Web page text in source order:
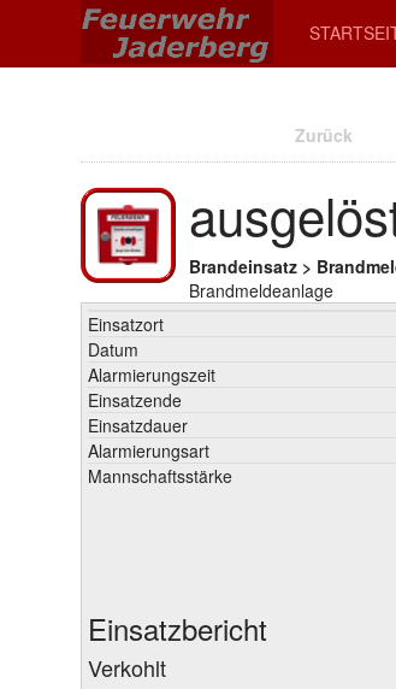
Zurück
Brandeinsatz >
Brandmeldeanlage
Einsatzort
Datum
Alarmierungszeit
Einsatzende
Einsatzdauer
Alarmierungsart
Mannschaftsstärke
Einsatzbericht
Verkohlt